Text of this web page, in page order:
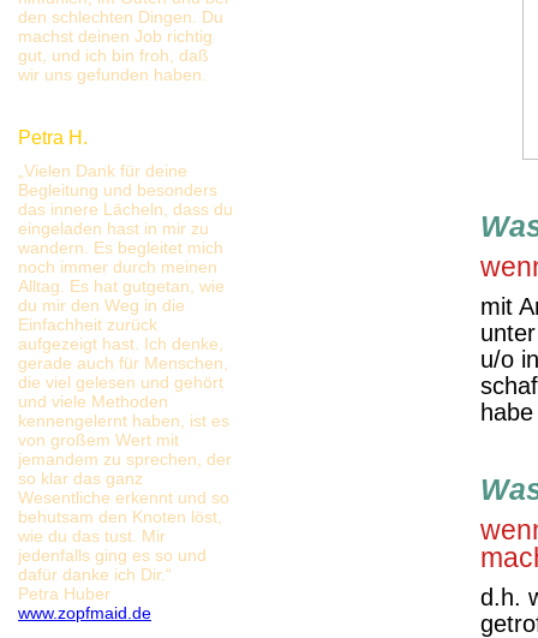
den schlechten Dingen. Du
machst deinen Job richtig
gut, und ich bin froh, daß
wir uns gefunden haben.
Petra H.
„Vielen Dank für deine
Begleitung und besonders
das innere Lächeln, dass du
eingeladen hast in mir zu
wandern. Es begleitet mich
noch immer durch meinen
Alltag. Es hat gutgetan, wie
du mir den Weg in die
Einfachheit zurück
aufgezeigt hast. Ich denke,
gerade auch für Menschen,
die viel gelesen und gehört
und viele Methoden
kennengelernt haben, ist es
von großem Wert mit
jemandem zu sprechen, der
so klar das ganz
Wesentliche erkennt und so
behutsam den Knoten löst,
wie du das tust. Mir
jedenfalls ging es so und
dafür danke ich Dir.“
Petra Huber
www.zopfmaid.de
mit
u/o
d.h.